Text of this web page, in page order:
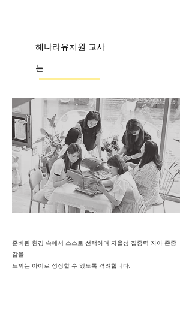
​해나라유치원 교사
는
준비된 환경 속에서 스스로 선택하며 자율성 집중력 자아 존중
감을
느끼는 아이로 성장할 수 있도록 격려합니다.